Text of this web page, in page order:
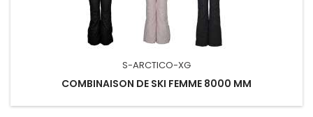
S-ARCTICO-XG
COMBINAISON DE SKI FEMME 8000 MM